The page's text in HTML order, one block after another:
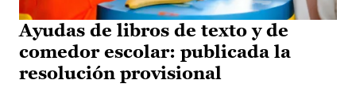
Ayudas de libros de texto y de
comedor escolar: publicada la
resolución provisional